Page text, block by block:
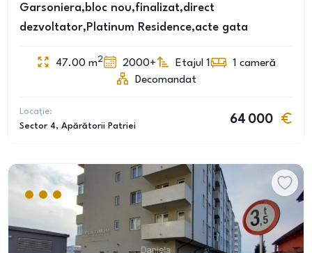
Garsoniera,bloc nou,finalizat,direct
dezvoltator,Platinum Residence,acte gata
47.00 m2 2000+ Etajul 1 1 cameră
Decomandat
Locație:
Sector 4, Apărătorii Patriei
64 000